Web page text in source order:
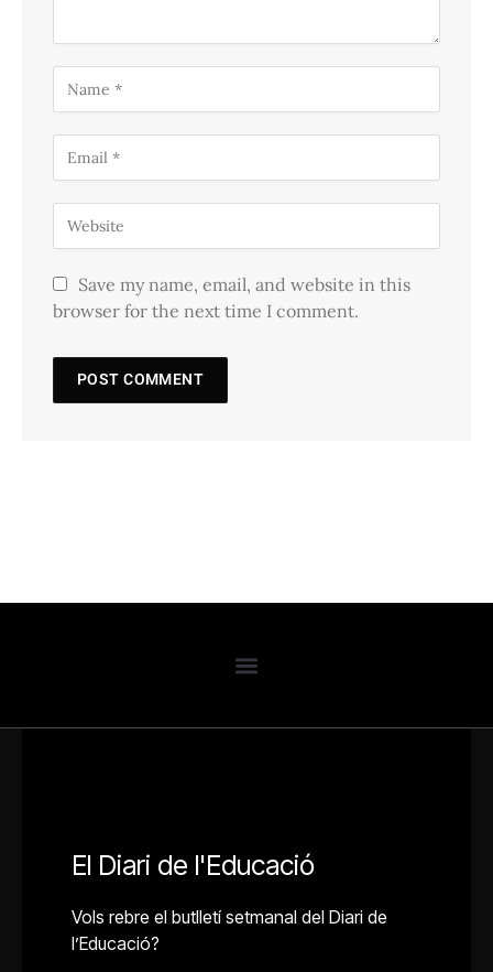
Save my name, email, and website in this
browser for the next time I comment.